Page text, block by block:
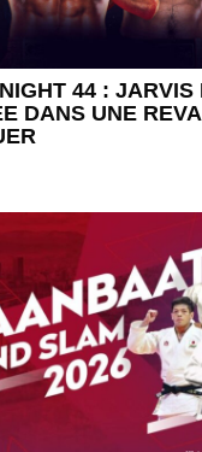
44 : JARVIS
DANS UNE